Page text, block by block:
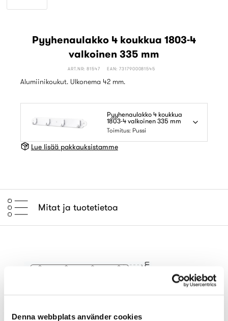
Denna webbplats använder cookies
Pyyhenaulakko 4 koukkua 1803-4
valkoinen 335 mm
ART.NR: 81547 EAN: 7317900081545
Alumiinikoukut. Ulkonema 42 mm.
Pyyhenaulakko 4 koukkua
1803-4 valkoinen 335 mm
Toimitus: Pussi
Lue lisää pakkauksistamme
Mitat ja tuotetietoa